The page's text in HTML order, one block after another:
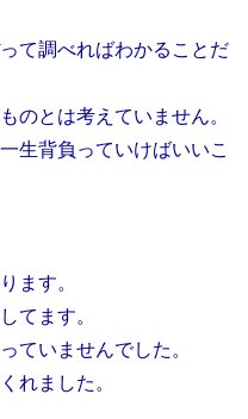
て調べればわかることだ
のとは考えていません。
生背負っていけばいいこ
ます。
てます。
ていませんでした。
れました。